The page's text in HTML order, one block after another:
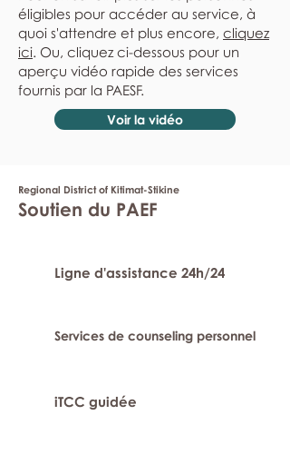
éligibles pour accéder au service, à
quoi s'attendre et plus encore, cliquez
ici. Ou, cliquez ci-dessous pour un
aperçu vidéo rapide des services
fournis par la PAESF.
Voir la vidéo
Regional District of Kitimat-Stikine
Soutien du PAEF
Ligne d'assistance 24h/24
Services de counseling personnel
iTCC guidée